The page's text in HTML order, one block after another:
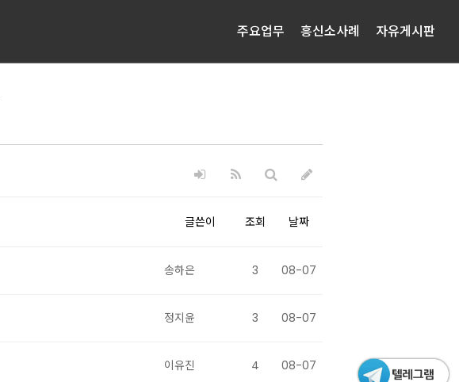
주요업무 흥신소사례 자유게시판
글쓴이 조회 날짜
송하은 3 08-07
정지윤 3 08-07
이유진 4 08-07